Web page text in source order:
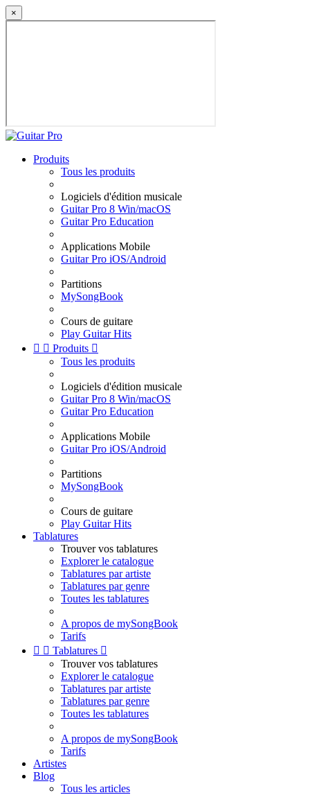
×
Produits
Tous les produits
Logiciels d'édition musicale
Guitar Pro 8 Win/macOS
Guitar Pro Education
Applications Mobile
Guitar Pro iOS/Android
Partitions
MySongBook
Cours de guitare
Play Guitar Hits
  Produits 
Tous les produits
Logiciels d'édition musicale
Guitar Pro 8 Win/macOS
Guitar Pro Education
Applications Mobile
Guitar Pro iOS/Android
Partitions
MySongBook
Cours de guitare
Play Guitar Hits
Tablatures
Trouver vos tablatures
Explorer le catalogue
Tablatures par artiste
Tablatures par genre
Toutes les tablatures
A propos de mySongBook
Tarifs
  Tablatures 
Trouver vos tablatures
Explorer le catalogue
Tablatures par artiste
Tablatures par genre
Toutes les tablatures
A propos de mySongBook
Tarifs
Artistes
Blog
Tous les articles